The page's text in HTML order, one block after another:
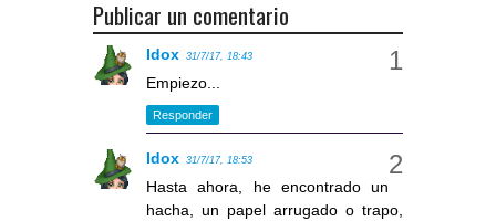
Publicar un comentario
Idox 31/7/17, 18:43
Empiezo...
Responder
Idox 31/7/17, 18:53
Hasta ahora, he encontrado un
hacha, un papel arrugado o trapo,